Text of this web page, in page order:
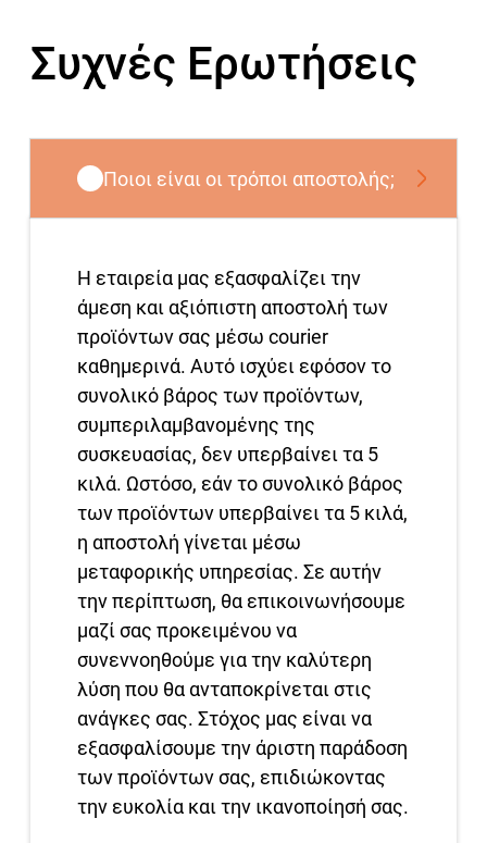
Συχνές Ερωτήσεις
Ποιοι είναι οι τρόποι αποστολής;
Η εταιρεία μας εξασφαλίζει την
άμεση και αξιόπιστη αποστολή των
προϊόντων σας μέσω courier
καθημερινά. Αυτό ισχύει εφόσον το
συνολικό βάρος των προϊόντων,
συμπεριλαμβανομένης της
συσκευασίας, δεν υπερβαίνει τα 5
κιλά. Ωστόσο, εάν το συνολικό βάρος
των προϊόντων υπερβαίνει τα 5 κιλά,
η αποστολή γίνεται μέσω
μεταφορικής υπηρεσίας. Σε αυτήν
την περίπτωση, θα επικοινωνήσουμε
μαζί σας προκειμένου να
συνεννοηθούμε για την καλύτερη
λύση που θα ανταποκρίνεται στις
ανάγκες σας. Στόχος μας είναι να
εξασφαλίσουμε την άριστη παράδοση
των προϊόντων σας, επιδιώκοντας
την ευκολία και την ικανοποίησή σας.